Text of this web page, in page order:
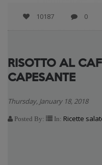
10187 0
RISOTTO AL
CAPESANTE
Thursday, January 18, 2018
Posted By: In: Ricette